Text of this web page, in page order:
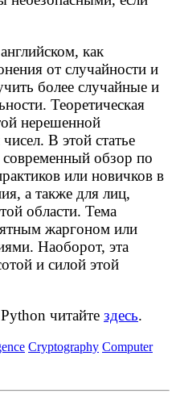
как
от случайности и
более случайные и
Теоретическая
нерешенной
В этой статье
современный обзор по
или новичков в
а также для лиц,
области. Тема
жаргоном или
Наоборот, эта
и силой этой
читайте здесь.
Cryptography Computer